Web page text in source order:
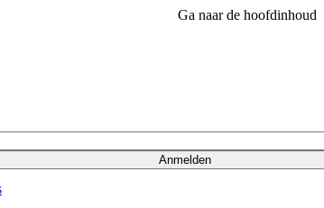
Ga naar de hoofdinhoud
Anmelden